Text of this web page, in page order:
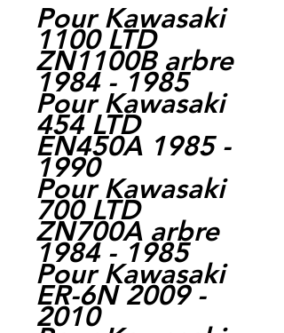
Pour Kawasaki
1100 LTD
ZN1100B arbre
1984 - 1985
Pour Kawasaki
454 LTD
EN450A 1985 -
1990
Pour Kawasaki
700 LTD
ZN700A arbre
1984 - 1985
Pour Kawasaki
ER-6N 2009 -
2010